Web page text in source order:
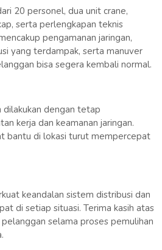
20 personel, dua unit crane,
serta perlengkapan teknis
pengamanan jaringan,
yang terdampak, serta manuver
bisa segera kembali normal.
dilakukan dengan tetap
kerja dan keamanan jaringan.
bantu di lokasi turut mempercepat
keandalan sistem distribusi dan
di setiap situasi. Terima kasih atas
selama proses pemulihan